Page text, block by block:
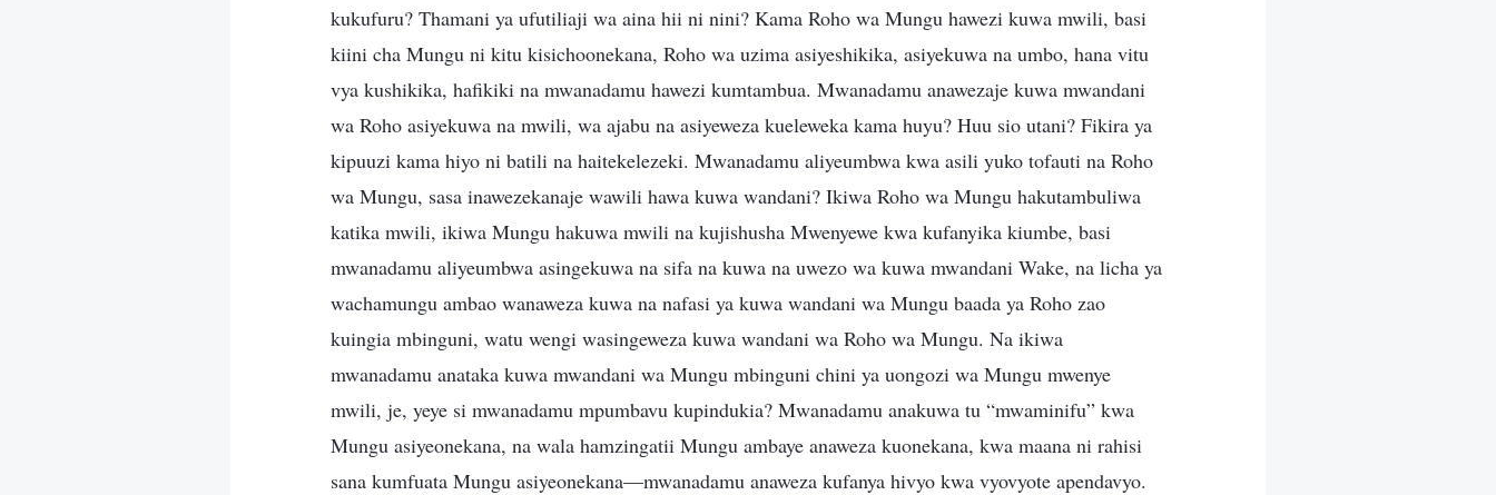
kukufuru? Thamani ya ufutiliaji wa aina hii ni nini? Kama Roho wa Mungu hawezi kuwa mwili, basi
kiini cha Mungu ni kitu kisichoonekana, Roho wa uzima asiyeshikika, asiyekuwa na umbo, hana vitu
vya kushikika, hafikiki na mwanadamu hawezi kumtambua. Mwanadamu anawezaje kuwa mwandani
wa Roho asiyekuwa na mwili, wa ajabu na asiyeweza kueleweka kama huyu? Huu sio utani? Fikira ya
kipuuzi kama hiyo ni batili na haitekelezeki. Mwanadamu aliyeumbwa kwa asili yuko tofauti na Roho
wa Mungu, sasa inawezekanaje wawili hawa kuwa wandani? Ikiwa Roho wa Mungu hakutambuliwa
katika mwili, ikiwa Mungu hakuwa mwili na kujishusha Mwenyewe kwa kufanyika kiumbe, basi
mwanadamu aliyeumbwa asingekuwa na sifa na kuwa na uwezo wa kuwa mwandani Wake, na licha ya
wachamungu ambao wanaweza kuwa na nafasi ya kuwa wandani wa Mungu baada ya Roho zao
kuingia mbinguni, watu wengi wasingeweza kuwa wandani wa Roho wa Mungu. Na ikiwa
mwanadamu anataka kuwa mwandani wa Mungu mbinguni chini ya uongozi wa Mungu mwenye
mwili, je, yeye si mwanadamu mpumbavu kupindukia? Mwanadamu anakuwa tu “mwaminifu” kwa
Mungu asiyeonekana, na wala hamzingatii Mungu ambaye anaweza kuonekana, kwa maana ni rahisi
sana kumfuata Mungu asiyeonekana—mwanadamu anaweza kufanya hivyo kwa vyovyote apendavyo.